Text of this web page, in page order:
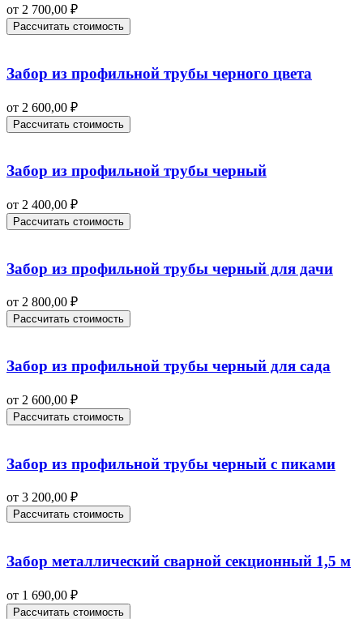
от 2 700,00 ₽
Рассчитать стоимость
Забор из профильной трубы черного цвета
от 2 600,00 ₽
Рассчитать стоимость
Забор из профильной трубы черный
от 2 400,00 ₽
Рассчитать стоимость
Забор из профильной трубы черный для дачи
от 2 800,00 ₽
Рассчитать стоимость
Забор из профильной трубы черный для сада
от 2 600,00 ₽
Рассчитать стоимость
Забор из профильной трубы черный с пиками
от 3 200,00 ₽
Рассчитать стоимость
Забор металлический сварной секционный 1,5 м
от 1 690,00 ₽
Рассчитать стоимость